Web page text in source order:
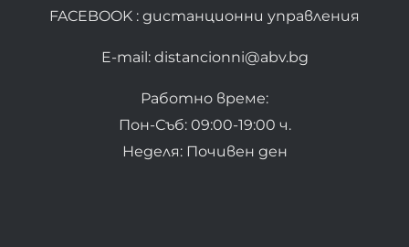
FACEBOOK : дистанционни управления
E-mail: distancionni@abv.bg
Работно време:
Пон-Съб: 09:00-19:00 ч.
Неделя: Почивен ден